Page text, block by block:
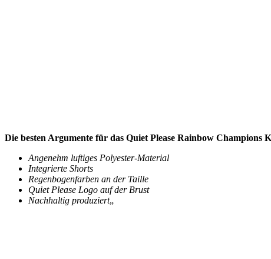
Die besten Argumente für das Quiet Please Rainbow Champions
Angenehm luftiges Polyester-Material
Integrierte Shorts
Regenbogenfarben an der Taille
Quiet Please Logo auf der Brust
Nachhaltig produziert„